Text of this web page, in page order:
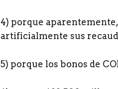
4) porque
artificialmente sus
5) porque los bonos de